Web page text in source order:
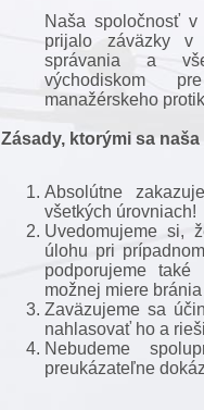
Naša spoločnosť
prijalo záväzky v
správania a
východiskom
manažérskeho
Zásady, ktorými sa
Absolútne
všetkých úrovniach!
Uvedomujeme si,
úlohu pri
podporujeme
možnej miere
Zaväzujeme sa
nahlasovať ho a
Nebudeme
preukázateľne